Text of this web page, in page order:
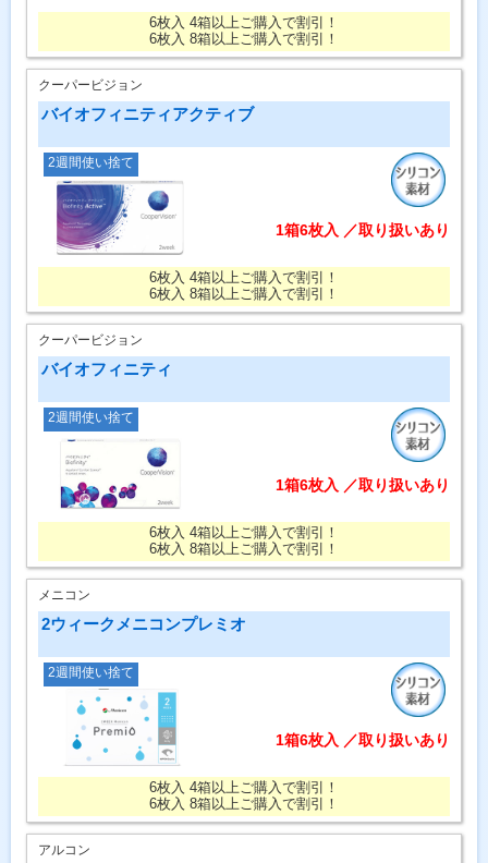
6枚入 4箱以上ご購入で割引！
6枚入 8箱以上ご購入で割引！
クーパービジョン
バイオフィニティアクティブ
2週間使い捨て
1箱6枚入 ／取り扱いあり
6枚入 4箱以上ご購入で割引！
6枚入 8箱以上ご購入で割引！
クーパービジョン
バイオフィニティ
2週間使い捨て
1箱6枚入 ／取り扱いあり
6枚入 4箱以上ご購入で割引！
6枚入 8箱以上ご購入で割引！
メニコン
2ウィークメニコンプレミオ
2週間使い捨て
1箱6枚入 ／取り扱いあり
6枚入 4箱以上ご購入で割引！
6枚入 8箱以上ご購入で割引！
アルコン